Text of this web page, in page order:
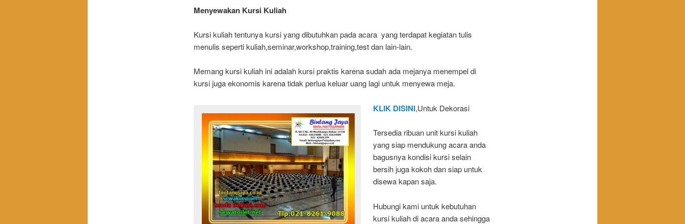
Menyewakan Kursi Kuliah
Kursi kuliah tentunya kursi yang dibutuhkan pada acara yang terdapat kegiatan tulis
menulis seperti kuliah,seminar,workshop,training,test dan lain-lain.
Memang kursi kuliah ini adalah kursi praktis karena sudah ada mejanya menempel di
kursi juga ekonomis karena tidak perlua keluar uang lagi untuk menyewa meja.
KLIK DISINI,Untuk Dekorasi
Tersedia ribuan unit kursi kuliah
yang siap mendukung acara anda
bagusnya kondisi kursi selain
bersih juga kokoh dan siap untuk
disewa kapan saja.
Hubungi kami untuk kebutuhan
kursi kuliah di acara anda sehingga